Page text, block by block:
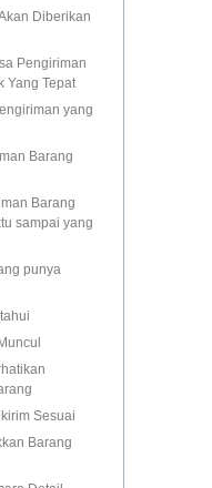
Diberikan
Pengiriman
Yang Tepat
yang
Barang
Barang
sampai yang
punya
Sesuai
Barang